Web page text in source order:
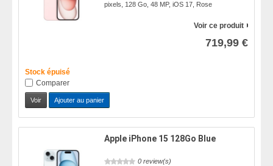
pixels, 128 Go, 48 MP, iOS 17, Rose
Voir ce produit
719,99 €
Stock épuisé
Comparer
Voir Ajouter au panier
Apple iPhone 15 128Go Blue
0 review(s)